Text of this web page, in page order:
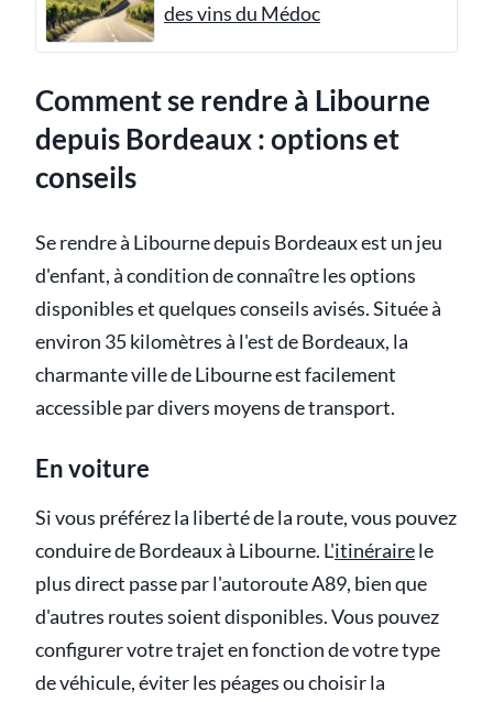
des vins du Médoc
Comment se rendre à Libourne
depuis Bordeaux : options et
conseils
Se rendre à Libourne depuis Bordeaux est un jeu
d'enfant, à condition de connaître les options
disponibles et quelques conseils avisés. Située à
environ 35 kilomètres à l'est de Bordeaux, la
charmante ville de Libourne est facilement
accessible par divers moyens de transport.
En voiture
Si vous préférez la liberté de la route, vous pouvez
conduire de Bordeaux à Libourne. L'itinérairele
plus direct passe par l'autoroute A89, bien que
d'autres routes soient disponibles. Vous pouvez
configurer votre trajet en fonction de votre type
de véhicule, éviter les péages ou choisir la